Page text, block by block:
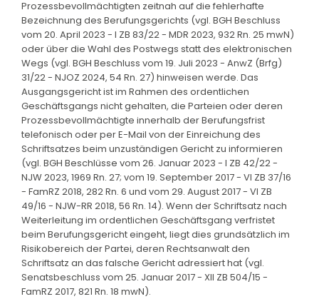
Prozessbevollmächtigten zeitnah auf die fehlerhafte
Bezeichnung des Berufungsgerichts (vgl. BGH Beschluss
vom 20. April 2023 - I ZB 83/22 - MDR 2023, 932 Rn. 25 mwN)
oder über die Wahl des Postwegs statt des elektronischen
Wegs (vgl. BGH Beschluss vom 19. Juli 2023 - AnwZ (Brfg)
31/22 - NJOZ 2024, 54 Rn. 27) hinweisen werde. Das
Ausgangsgericht ist im Rahmen des ordentlichen
Geschäftsgangs nicht gehalten, die Parteien oder deren
Prozessbevollmächtigte innerhalb der Berufungsfrist
telefonisch oder per E-Mail von der Einreichung des
Schriftsatzes beim unzuständigen Gericht zu informieren
(vgl. BGH Beschlüsse vom 26. Januar 2023 - I ZB 42/22 -
NJW 2023, 1969 Rn. 27; vom 19. September 2017 - VI ZB 37/16
- FamRZ 2018, 282 Rn. 6 und vom 29. August 2017 - VI ZB
49/16 - NJW-RR 2018, 56 Rn. 14). Wenn der Schriftsatz nach
Weiterleitung im ordentlichen Geschäftsgang verfristet
beim Berufungsgericht eingeht, liegt dies grundsätzlich im
Risikobereich der Partei, deren Rechtsanwalt den
Schriftsatz an das falsche Gericht adressiert hat (vgl.
Senatsbeschluss vom 25. Januar 2017 - XII ZB 504/15 -
FamRZ 2017, 821 Rn. 18 mwN).